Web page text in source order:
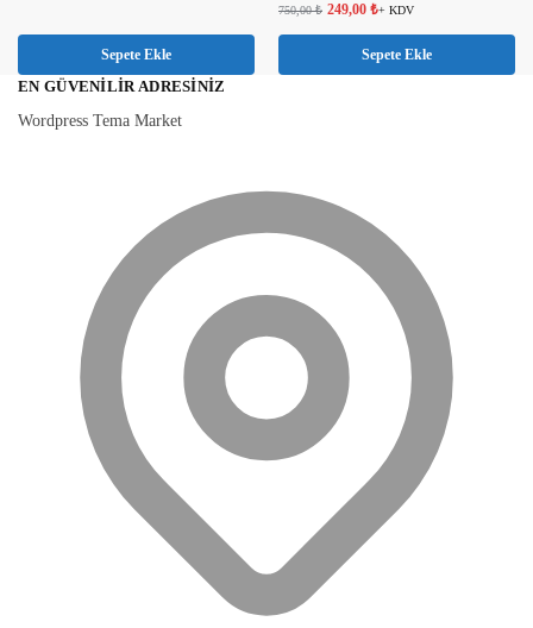
Sepete Ekle
750,00₺ 249,00 ₺+ KDV
Sepete Ekle
EN GÜVENILIR ADRESINIZ
Wordpress Tema Market